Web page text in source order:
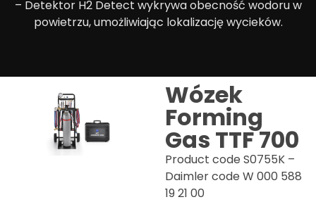
– Detektor H2 Detect wykrywa obecność wodoru w
powietrzu, umożliwiając lokalizację wycieków.
Wózek
Forming
Gas TTF 700
Product code S0755K –
Daimler code W 000 588
19 21 00